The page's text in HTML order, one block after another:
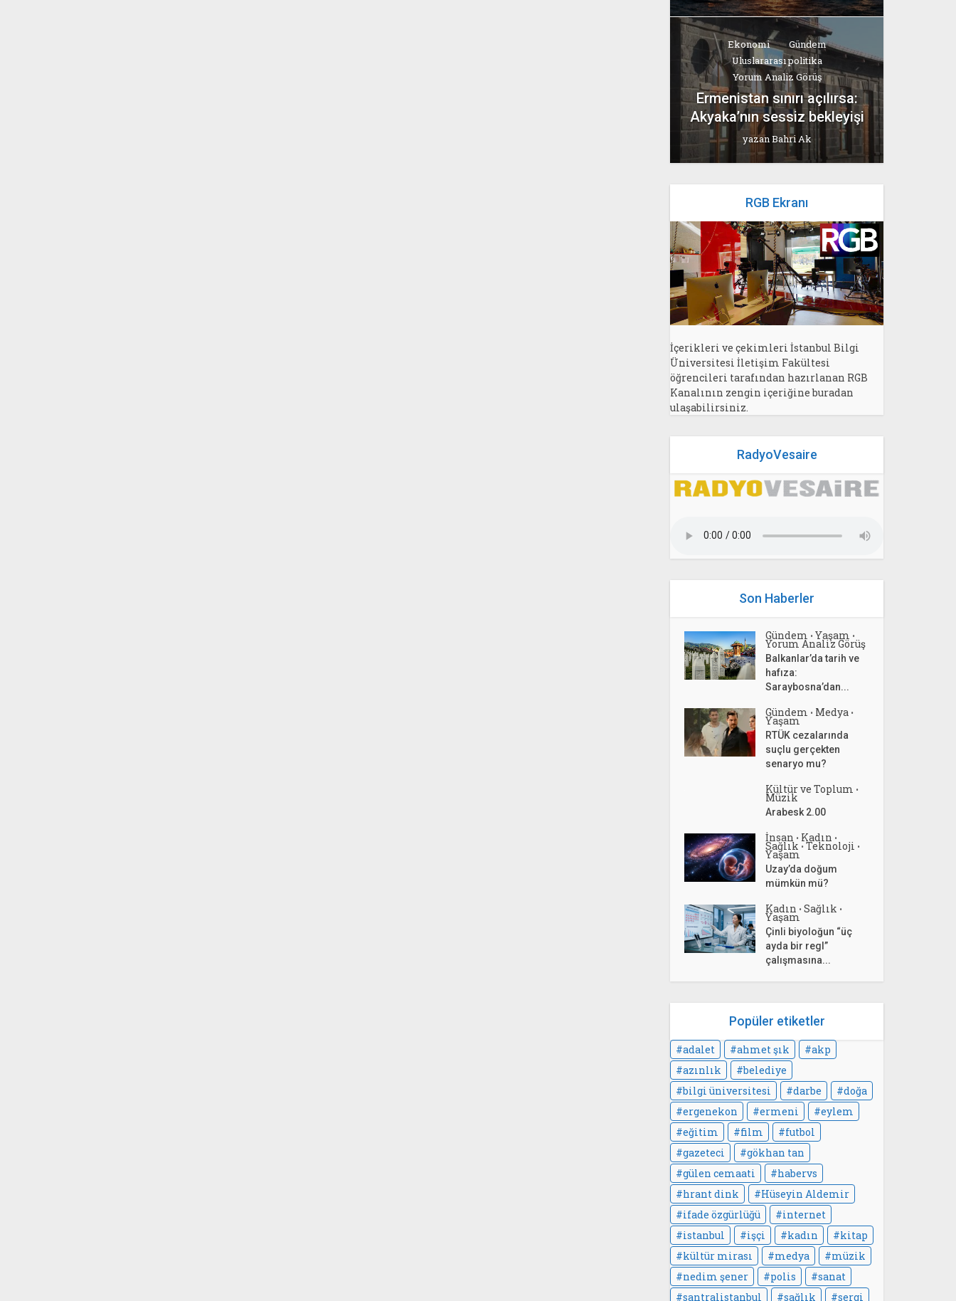
Ekonomi
Gündem
Uluslararası politika
Yorum Analiz Görüş
Ermenistan sınırı açılırsa:
Akyaka’nın sessiz bekleyişi
yazanBahri Ak
RGB Ekranı
İçerikleri ve çekimleri İstanbul Bilgi
Üniversitesi İletişim Fakültesi
öğrencileri tarafından hazırlanan RGB
Kanalının zengin içeriğine buradan
ulaşabilirsiniz.
RadyoVesaire
Son Haberler
Gündem • Yaşam •
Yorum Analiz Görüş
Balkanlar’da tarih ve
hafıza:
Saraybosna’dan...
Gündem • Medya •
Yaşam
RTÜK cezalarında
suçlu gerçekten
senaryo mu?
Kültür ve Toplum •
Müzik
Arabesk 2.00
İnsan • Kadın •
Sağlık • Teknoloji •
Yaşam
Uzay’da doğum
mümkün mü?
Kadın • Sağlık •
Yaşam
Çinli biyoloğun “üç
ayda bir regl”
çalışmasına...
Popüler etiketler
adalet ahmet şık
akp
azınlık
belediye
bilgi üniversitesi
darbe
doğa
ergenekon
ermeni
eylem
eğitim
film
futbol
gazeteci
gökhan tan
gülen cemaati
habervs
hrant dink
Hüseyin Aldemir
ifade özgürlüğü
internet
istanbul
işçi kadın
kitap
kültür mirası
medya
müzik
nedim şener
polis
sanat
santralistanbul
sağlık sergi